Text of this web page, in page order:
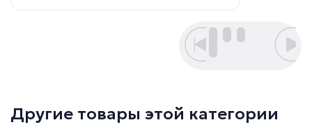
Другие товары этой категории